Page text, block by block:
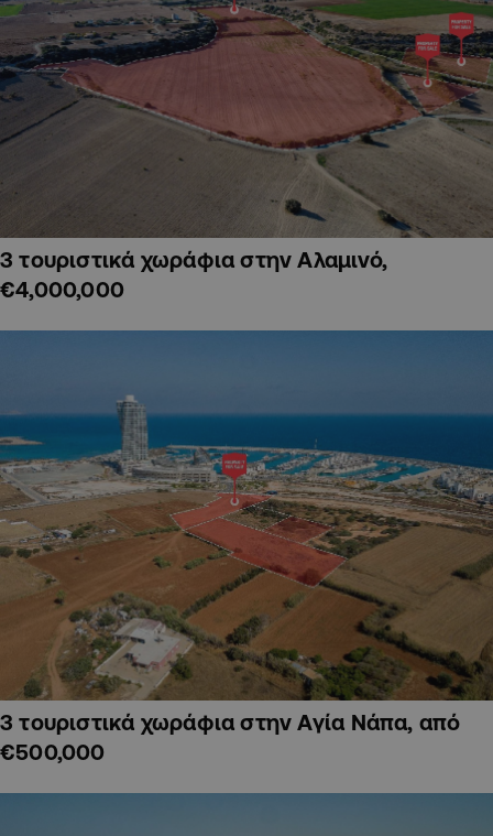
3 τουριστικά χωράφια στην Αλαμινό,
€4,000,000
3 τουριστικά χωράφια στην Αγία Νάπα, από
€500,000